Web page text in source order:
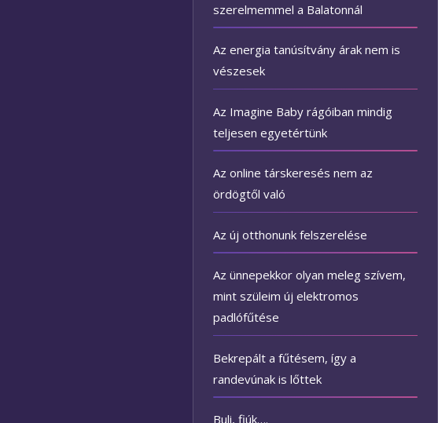
szerelmemmel a Balatonnál
Az energia tanúsítvány árak nem is
vészesek
Az Imagine Baby rágóiban mindig
teljesen egyetértünk
Az online társkeresés nem az
ördögtől való
Az új otthonunk felszerelése
Az ünnepekkor olyan meleg szívem,
mint szüleim új elektromos
padlófűtése
Bekrepált a fűtésem, így a
randevúnak is lőttek
Buli, fiúk….